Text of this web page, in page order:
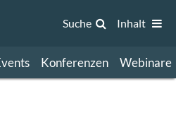
Konferenzen Webinare
Suche Inhalt